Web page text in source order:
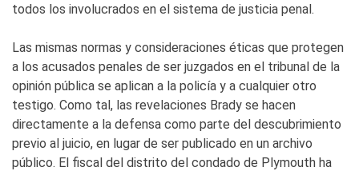
todos los involucrados en el sistema de justicia penal.
Las mismas normas y consideraciones éticas que protegen
a los acusados penales de ser juzgados en el tribunal de la
opinión pública se aplican a la policía y a cualquier otro
testigo. Como tal, las revelaciones Brady se hacen
directamente a la defensa como parte del descubrimiento
previo al juicio, en lugar de ser publicado en un archivo
público. El fiscal del distrito del condado de Plymouth ha